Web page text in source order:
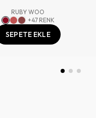
RUBY WOO
+47 RENK
SEPETE EKLE